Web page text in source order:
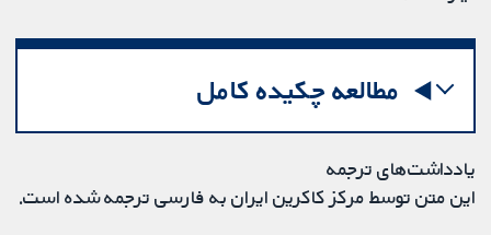
مطالعه چکیده کامل
یادداشت‌های ترجمه
این متن توسط مرکز کاکرین ایران به فارسی ترجمه شده است.